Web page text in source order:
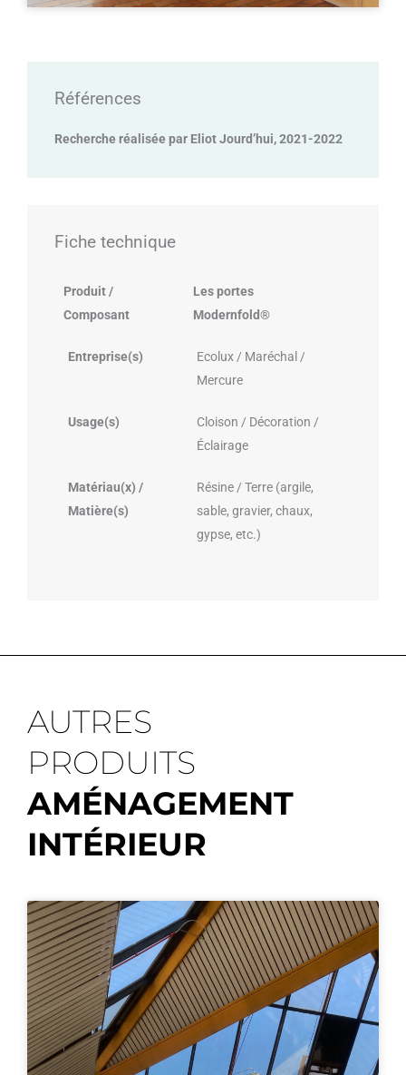
Références
Recherche réalisée par Eliot Jourd’hui, 2021-2022
Fiche technique
Produit /
Composant
Les portes
Modernfold®
Entreprise(s)
Ecolux / Maréchal /
Mercure
Usage(s)
Cloison / Décoration /
Éclairage
Matériau(x) /
Matière(s)
Résine / Terre (argile,
sable, gravier, chaux,
gypse, etc.)
AUTRES
PRODUITS
AMÉNAGEMENT
INTÉRIEUR